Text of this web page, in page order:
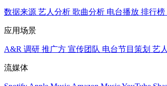
数据来源 艺人分析 歌曲分析 电台播放 排行榜
应用场景
A&R 调研 推广方 宣传团队 电台节目策划 艺人
流媒体